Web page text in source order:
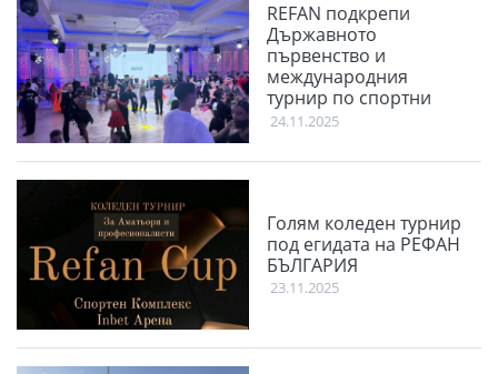
REFAN подкрепи
Държавното
първенство и
международния
турнир по спортни
танци Plovdiv Open
24.11.2025
Голям коледен турнир
под егидата на РЕФАН
БЪЛГАРИЯ
23.11.2025